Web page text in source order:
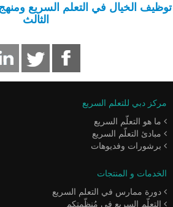
توظيف الخيال في التعلم السريع ومنهج
الثالث
مركز دبي للتعلم السريع
ما هو التعلّم السريع
مبادئ التعلّم السريع
برشورات وفديوهات
الخدمات و المنتجات
دورة ممارس في التعلم السريع
التعلّم السريع في مُنظّمتكم